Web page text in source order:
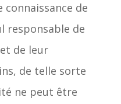
de
responsable de
de leur
de telle sorte
ne peut être